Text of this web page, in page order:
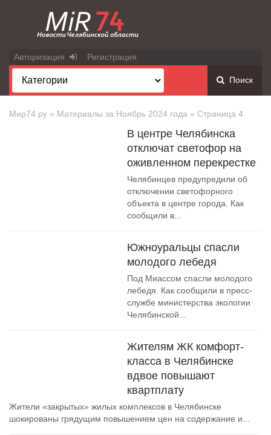
Авторизация Регистрация
Поиск
Мир74.ру » Материалы за Ноябрь 2024 года » Страница 4
В центре Челябинска
отключат светофор на
оживленном перекрестке
Челябинцев предупредили об
отключении светофорного
объекта в центре города. Как
сообщили в...
Южноуральцы спасли
молодого лебедя
Под Миассом спасли молодого
лебедя. Как сообщили в пресс-
службе министерства экологии
Челябинской...
Жителям ЖК комфорт-
класса в Челябинске
вдвое повышают
квартплату
Жители «закрытых» жилых комплексов в Челябинске
шокированы грядущим повышением цен на содержание и...